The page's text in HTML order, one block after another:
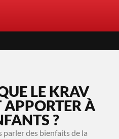
LE KRAV
À
?
parler des bienfaits de la